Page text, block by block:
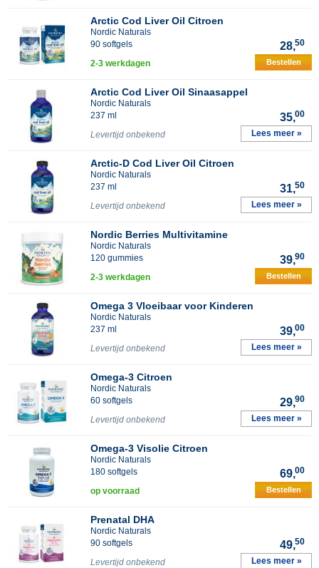
Arctic Cod Liver Oil Citroen
Nordic Naturals
90 softgels
28,50
2-3 werkdagen Bestellen
Arctic Cod Liver Oil Sinaasappel
Nordic Naturals
237 ml
35,00
Levertijd onbekend Lees meer »
Arctic-D Cod Liver Oil Citroen
Nordic Naturals
237 ml
31,50
Levertijd onbekend Lees meer »
Nordic Berries Multivitamine
Nordic Naturals
120 gummies
39,90
2-3 werkdagen Bestellen
Omega 3 Vloeibaar voor Kinderen
Nordic Naturals
237 ml
39,00
Levertijd onbekend Lees meer »
Omega-3 Citroen
Nordic Naturals
60 softgels
29,90
Levertijd onbekend Lees meer »
Omega-3 Visolie Citroen
Nordic Naturals
180 softgels
69,00
op voorraad Bestellen
Prenatal DHA
Nordic Naturals
90 softgels
49,50
Levertijd onbekend Lees meer »